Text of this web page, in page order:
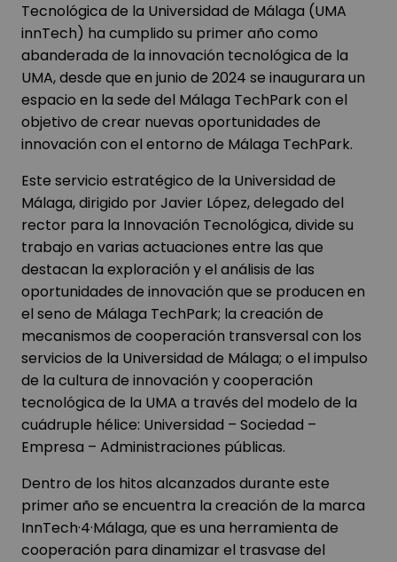
Tecnológica de la Universidad de Málaga (UMA
innTech) ha cumplido su primer año como
abanderada de la innovación tecnológica de la
UMA, desde que en junio de 2024 se inaugurara un
espacio en la sede del Málaga TechPark con el
objetivo de crear nuevas oportunidades de
innovación con el entorno de Málaga TechPark.
Este servicio estratégico de la Universidad de
Málaga, dirigido por Javier López, delegado del
rector para la Innovación Tecnológica, divide su
trabajo en varias actuaciones entre las que
destacan la exploración y el análisis de las
oportunidades de innovación que se producen en
el seno de Málaga TechPark; la creación de
mecanismos de cooperación transversal con los
servicios de la Universidad de Málaga; o el impulso
de la cultura de innovación y cooperación
tecnológica de la UMA a través del modelo de la
cuádruple hélice: Universidad – Sociedad –
Empresa – Administraciones públicas.
Dentro de los hitos alcanzados durante este
primer año se encuentra la creación de la marca
InnTech·4·Málaga, que es una herramienta de
cooperación para dinamizar el trasvase del